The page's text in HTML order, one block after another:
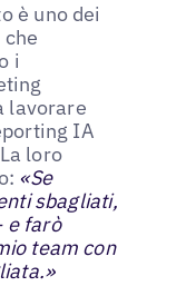
è uno dei
i
lavorare
IA
loro
«Se
sbagliati,
e farò
team con